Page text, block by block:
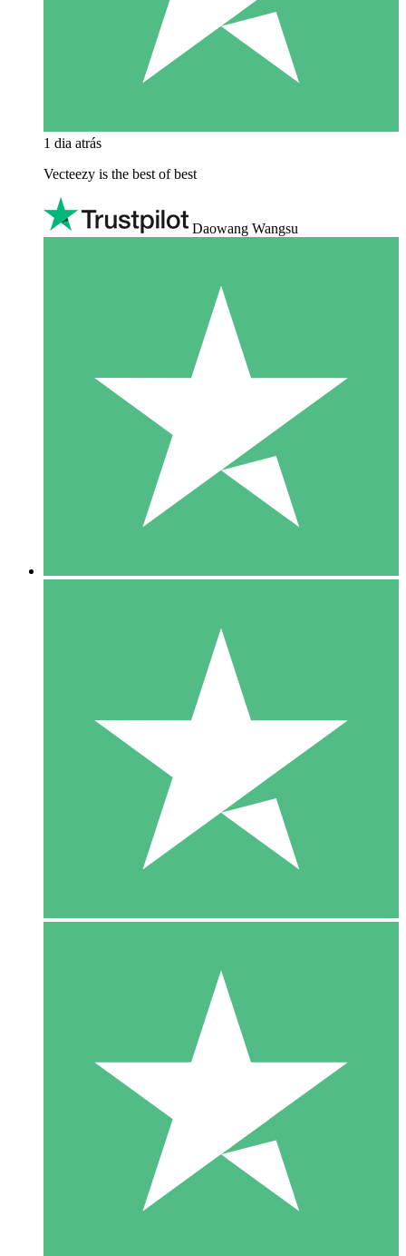
1 dia atrás
Vecteezy is the best of best
Daowang Wangsu